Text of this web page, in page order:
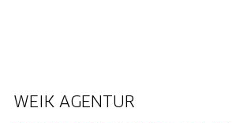
WEIK AGENTUR